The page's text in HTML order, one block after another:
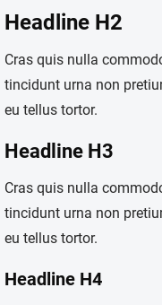
Headline H2
Cras quis nulla
tincidunt urna non
eu tellus tortor.
Headline H3
Cras quis nulla
tincidunt urna non
eu tellus tortor.
Headline H4